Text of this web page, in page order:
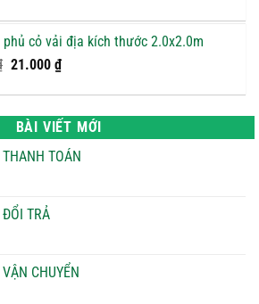
là:
600.000 ₫.
tại
là:
phủ cỏ vải địa kích thước 2.0x2.0m
Giá
là:
22.000 ₫.
21.000 ₫Giá
tại
là:
21.000 ₫.
BÀI VIẾT MỚI
TOÁN
TRẢ
CHUYỂN